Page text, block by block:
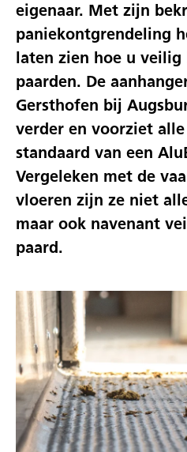
eigenaar. Met zijn
paniekontgrendeling
laten zien hoe u
paarden. De
Gersthofen bij
verder en voorziet
standaard van een
Vergeleken met de
vloeren zijn ze niet
maar ook navenant
paard.